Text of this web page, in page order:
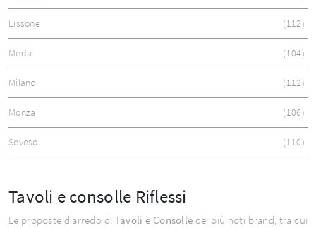
Lissone 112
Meda 104
Milano 112
Monza 106
Seveso 110
Tavoli e consolle Riflessi
Le proposte d'arredo di Tavoli e Consolle dei più noti brand, tra cui